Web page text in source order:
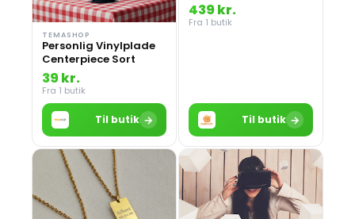
TEMASHOP
Personlig Vinylplade
Centerpiece Sort
39 kr.
Fra 1 butik
Til butik →
439 kr.
Fra 1 butik
Til butik →